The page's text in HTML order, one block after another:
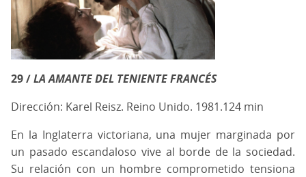
29 /LA AMANTE DEL TENIENTE FRANCÉS
Dirección: Karel Reisz. Reino Unido. 1981.124 min
En la Inglaterra victoriana, una mujer marginada por
un pasado escandaloso vive al borde de la sociedad.
Su relación con un hombre comprometido tensiona